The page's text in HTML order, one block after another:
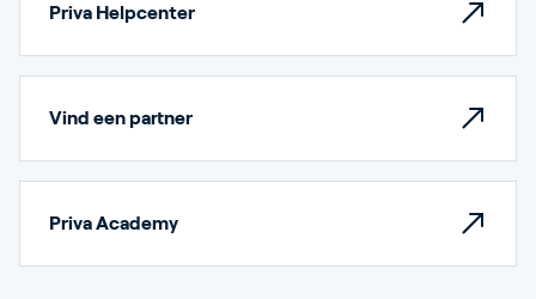
Priva Helpcenter
Vind een partner
Priva Academy